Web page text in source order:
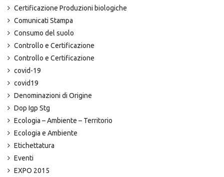
Certificazione Produzioni biologiche
Comunicati Stampa
Consumo del suolo
Controllo e Certificazione
Controllo e Certificazione
covid-19
covid19
Denominazioni di Origine
Dop Igp Stg
Ecologia – Ambiente – Territorio
Ecologia e Ambiente
Etichettatura
Eventi
EXPO 2015